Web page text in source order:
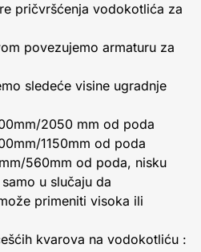
pričvršćenja vodokotlića za
povezujemo armaturu za
sledeće visine ugradnje
2050 mm od poda
1150mm od poda
560mm od poda, nisku
u slučaju da
primeniti visoka ili
kvarova na vodokotliću :